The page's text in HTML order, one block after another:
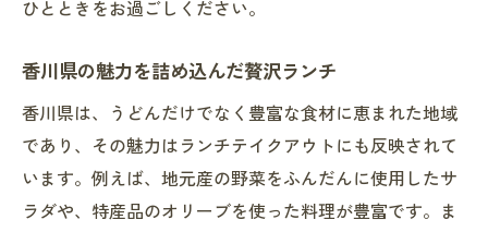
ひとときをお過ごしください。
香川県の魅力を詰め込んだ贅沢ランチ
香川県は、うどんだけでなく豊富な食材に恵まれた地域
であり、その魅力はランチテイクアウトにも反映されて
います。例えば、地元産の野菜をふんだんに使用したサ
ラダや、特産品のオリーブを使った料理が豊富です。ま